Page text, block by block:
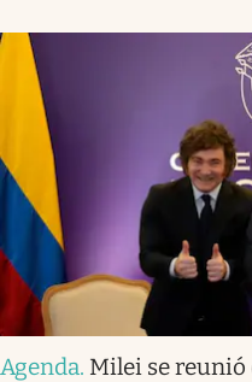
Agenda. Milei se reunió